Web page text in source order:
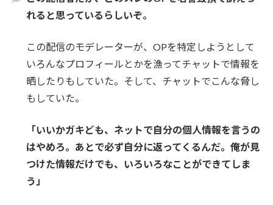
れると思っているらしいぞ。
この配信のモデレーターが、OPを特定しようとして
いろんなプロフィールとかを漁ってチャットで情報を
晒したりもしていた。そして、チャットでこんな脅し
もしていた。
「いいかガキども、ネットで自分の個人情報を言うの
はやめろ。あとで必ず自分に返ってくるんだ。俺が見
つけた情報だけでも、いろいろなことができてしま
う」